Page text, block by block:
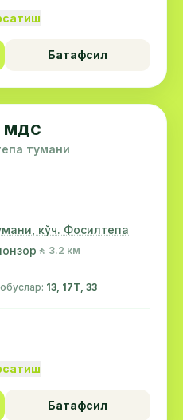
Батафсил
МДС
тумани
кўч. Фосилтепа
🚶 3.2 км
13, 17Т, 33
Батафсил